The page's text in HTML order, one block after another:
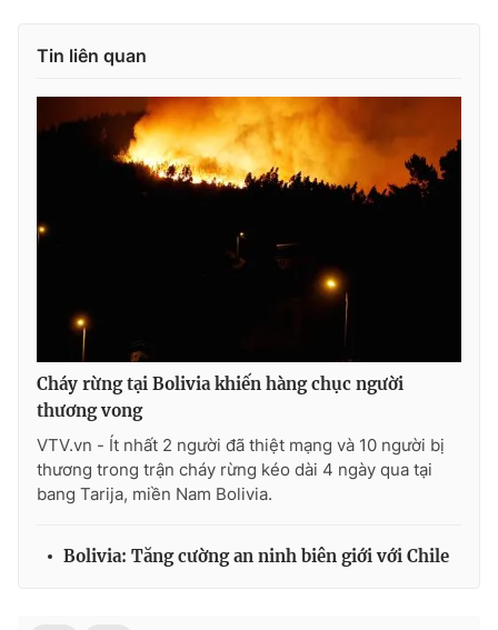
Chuyên mục khác
Emagazine Podcast
Infographic
Video Shorts video
VTV Thể thao
VTV Sức khoẻ Bất động sản
Thị trường 24h
VTV4 Vươn mình bằng AI
VTV9 VTV8
Liên hệ tòa soạn
Tin liên quan
Cháy rừng tại Bolivia khiến hàng chục người
thương vong
VTV.vn - Ít nhất 2 người đã thiệt mạng và 10 người bị
thương trong trận cháy rừng kéo dài 4 ngày qua tại
bang Tarija, miền Nam Bolivia.
Bolivia: Tăng cường an ninh biên giới với Chile